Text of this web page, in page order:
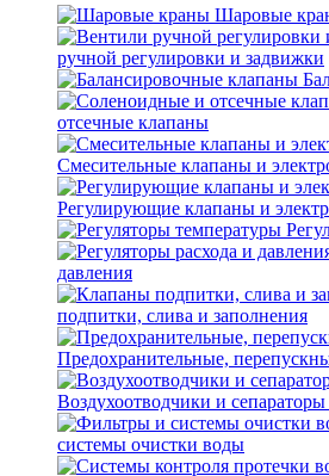
Шаровые
ручной регулировки и задвижки
отсечные клапаны
Смесительные клапаны и
Регулирующие клапаны и
давления
подпитки, слива и заполнения
Предохранительные,
Воздухоотводчики и сепараторы
системы очистки воды